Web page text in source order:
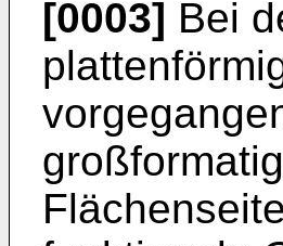
[0003] Bei